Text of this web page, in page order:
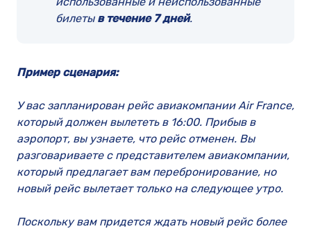
билеты в течение 7 дней.
Пример сценария:
У вас запланирован рейс авиакомпании Air France,
который должен вылететь в 16:00. Прибыв в
аэропорт, вы узнаете, что рейс отменен. Вы
разговариваете с представителем авиакомпании,
который предлагает вам перебронирование, но
новый рейс вылетает только на следующее утро.
Поскольку вам придется ждать новый рейс более